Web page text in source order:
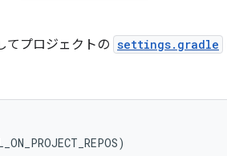
てプロジェクトの settings.gradle